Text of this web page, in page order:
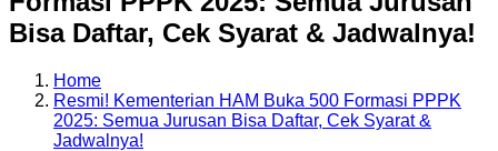
Bisa Daftar, Cek Syarat & Jadwalnya!
Home
Resmi! Kementerian HAM Buka 500 Formasi PPPK
2025: Semua Jurusan Bisa Daftar, Cek Syarat &
Jadwalnya!